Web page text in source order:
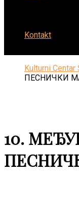
Kontakt
Kulturni Centar
ПЕСНИЧКИ
10.